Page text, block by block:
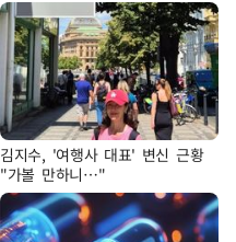
김지수, '여행사 대표' 변신 근황
"가볼 만하니…"